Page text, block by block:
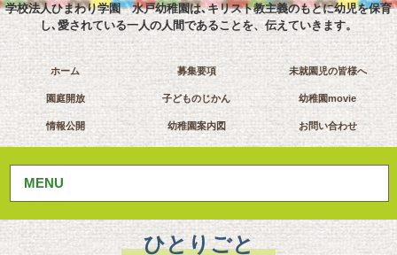
学校法人ひまわり学園 水戸幼稚園は､キリスト教主義のもとに幼児を保育
し､愛されている一人の人間であることを、伝えていきます。
ホーム 募集要項 未就園児の皆様へ
園庭開放 子どものじかん 幼稚園movie
情報公開 幼稚園案内図 お問い合わせ
MENU
ひとりごと